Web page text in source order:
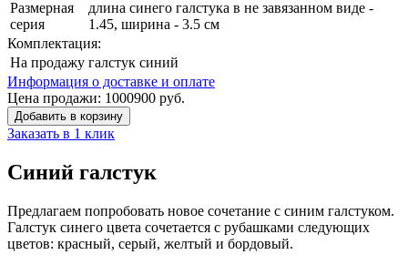
Размерная
серия
длина синего галстука в не завязанном виде -
1.45, ширина - 3.5 см
Комплектация:
На продажу галстук синий
Информация о доставке и оплате
Цена продажи: 1000900 руб.
Добавить в корзину
Заказать в 1 клик
Синий галстук
Предлагаем попробовать новое сочетание с синим галстуком.
Галстук синего цвета сочетается с рубашками следующих
цветов: красный, серый, желтый и бордовый.